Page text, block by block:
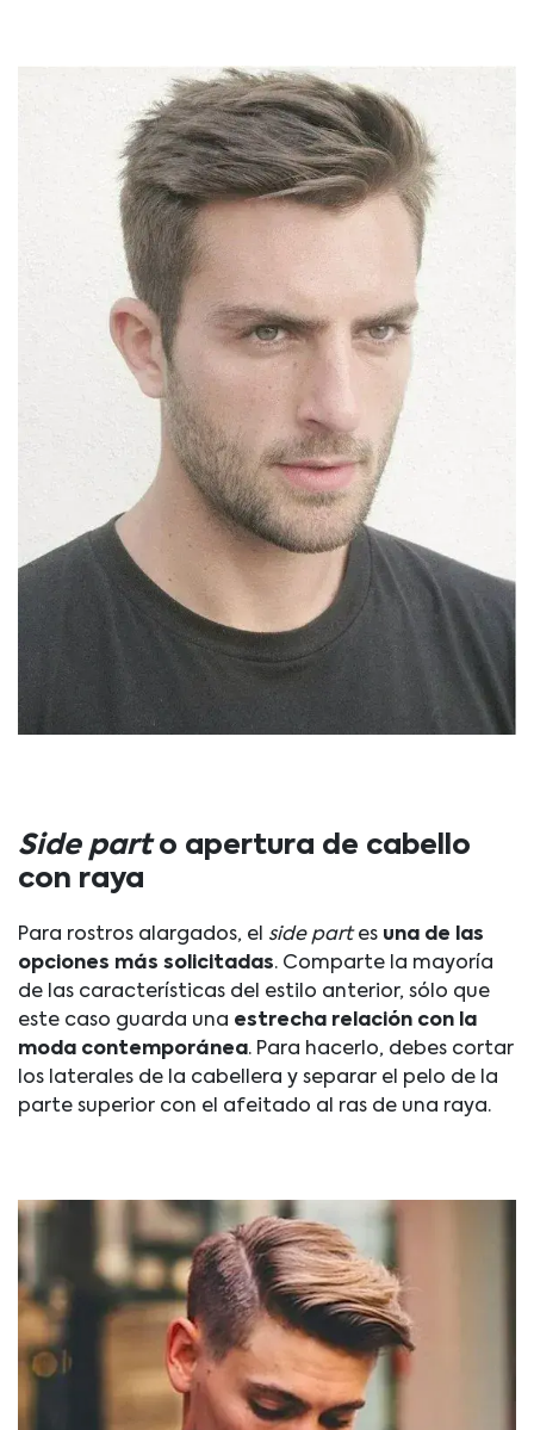
Side parto apertura de cabello
con raya
Para rostros alargados, el side partes una de las
opciones más solicitadas. Comparte la mayoría
de las características del estilo anterior, sólo que
este caso guarda una estrecha relación con la
moda contemporánea. Para hacerlo, debes cortar
los laterales de la cabellera y separar el pelo de la
parte superior con el afeitado al ras de una raya.